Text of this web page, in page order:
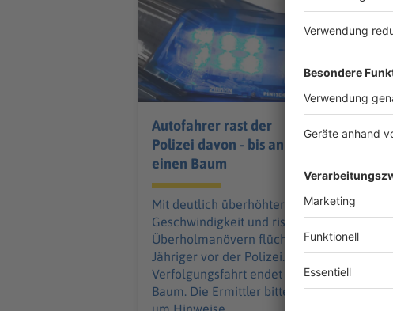
Autofahrer rast der
Polizei davon - bis an
einen Baum
Mit deutlich überhöhter
Geschwindigkeit und riskanten
Überholmanövern flüchtet ein 24-
Jähriger vor der Polizei. Die
Verfolgungsfahrt endet an einem
Baum. Die Ermittler bitten Zeugen